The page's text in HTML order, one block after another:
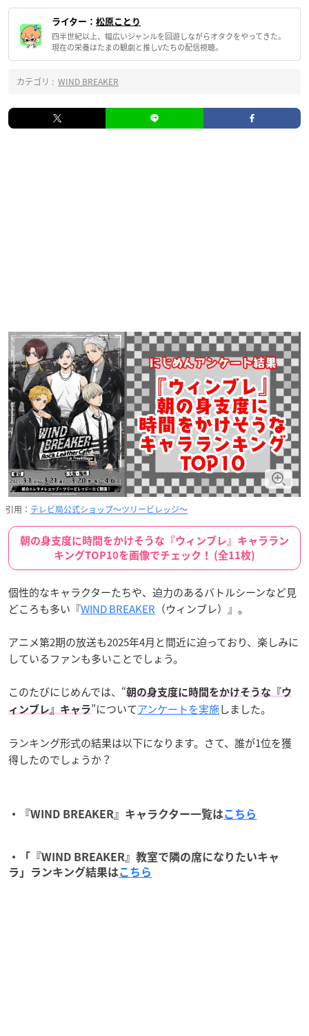
ライター： 松原ことり
四半世紀以上、幅広いジャンルを回遊しながらオタクをやってきた。
現在の栄養はたまの観劇と推しVたちの配信視聴。
カテゴリ : WIND BREAKER
引用： テレビ局公式ショップ〜ツリービレッジ〜
朝の身支度に時間をかけそうな『ウィンブレ』キャララン
キングTOP10を画像でチェック！ (全11枚)
個性的なキャラクターたちや、迫力のあるバトルシーンなど見
どころも多い『WIND BREAKER （ウィンブレ）』。
アニメ第2期の放送も2025年4月と間近に迫っており、楽しみに
しているファンも多いことでしょう。
このたびにじめんでは、“朝の身支度に時間をかけそうな『ウ
ィンブレ』キャラ”についてアンケートを実施しました。
ランキング形式の結果は以下になります。さて、誰が1位を獲
得したのでしょうか？
・『WIND BREAKER』キャラクター一覧はこちら
・「『WIND BREAKER』教室で隣の席になりたいキャ
ラ」ランキング結果はこちら